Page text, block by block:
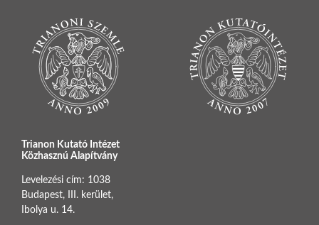
Trianon Kutató Intézet
Közhasznú Alapítvány
Levelezési cím: 1038
Budapest, III. kerület,
Ibolya u. 14.